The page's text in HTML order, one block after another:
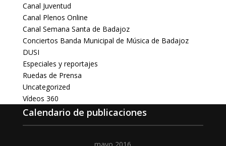
Canal Juventud
Canal Plenos Online
Canal Semana Santa de Badajoz
Conciertos Banda Municipal de Música de Badajoz
DUSI
Especiales y reportajes
Ruedas de Prensa
Uncategorized
Vídeos 360
Calendario de publicaciones